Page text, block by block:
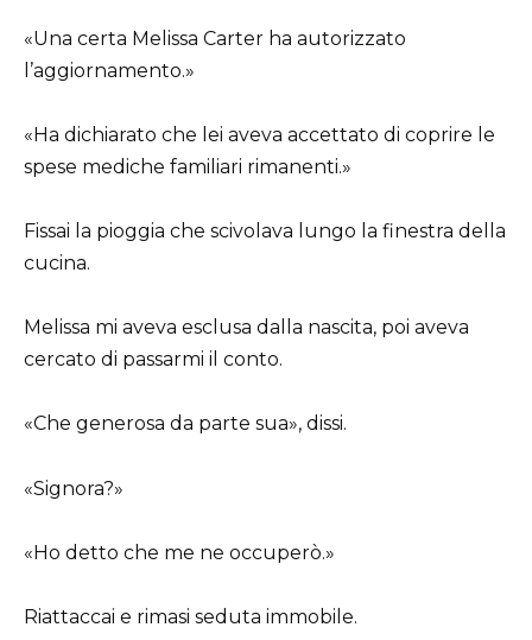
«Una certa Melissa Carter ha autorizzato
l’aggiornamento.»
«Ha dichiarato che lei aveva accettato di coprire le
spese mediche familiari rimanenti.»
Fissai la pioggia che scivolava lungo la finestra della
cucina.
Melissa mi aveva esclusa dalla nascita, poi aveva
cercato di passarmi il conto.
«Che generosa da parte sua», dissi.
«Signora?»
«Ho detto che me ne occuperò.»
Riattaccai e rimasi seduta immobile.